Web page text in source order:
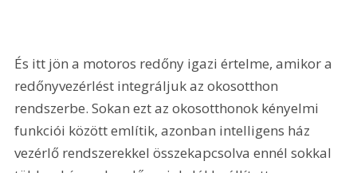
És itt jön a motoros redőny igazi értelme, amikor a
redőnyvezérlést integráljuk az okosotthon
rendszerbe. Sokan ezt az okosotthonok kényelmi
funkciói között említik, azonban intelligens ház
vezérlő rendszerekkel összekapcsolva ennél sokkal